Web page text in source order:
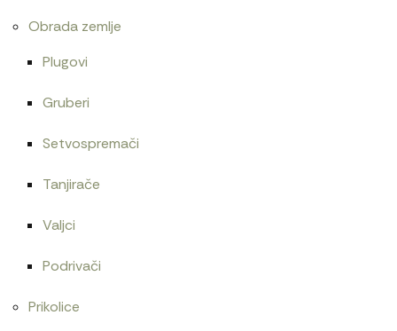
Obrada zemlje
Plugovi
Gruberi
Setvospremači
Tanjirače
Valjci
Podrivači
Prikolice